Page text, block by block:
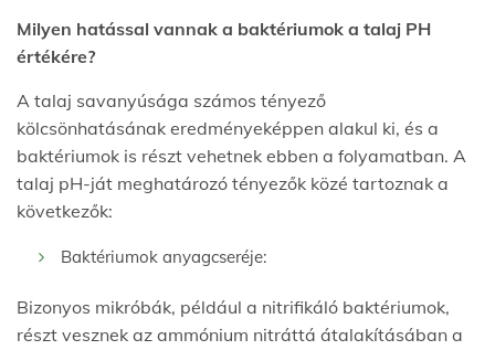
Milyen hatással vannak a baktériumok a talaj PH
értékére?
A talaj savanyúsága számos tényező
kölcsönhatásának eredményeképpen alakul ki, és a
baktériumok is részt vehetnek ebben a folyamatban. A
talaj pH-ját meghatározó tényezők közé tartoznak a
következők:
Baktériumok anyagcseréje:
Bizonyos mikróbák, például a nitrifikáló baktériumok,
részt vesznek az ammónium nitráttá átalakításában a